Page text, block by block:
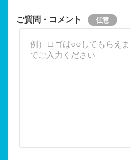
ご質問・コメント